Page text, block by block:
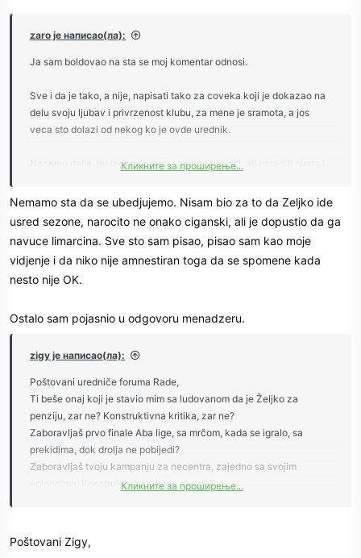
zaro је написао(ла):
Ja sam boldovao na sta se moj komentar odnosi.
Sve i da je tako, a nije, napisati tako za coveka koji je dokazao na
delu svoju ljubav i privrzenost klubu, za mene je sramota, a jos
veca sto dolazi od nekog ko je ovde urednik.
Necemo dalje, jer jedan drugog necemo ubediti, ali porediti njega i
dupe i oko.
Osvojiti bilo sta od trofeja poslednjih 12-13 godina u nekom
kolektivnom sporty SD Partizan je izuzetak koji potvrdjuje pravilo.
Кликните за проширење...
Nemamo sta da se ubedjujemo. Nisam bio za to da Zeljko ide
usred sezone, narocito ne onako ciganski, ali je dopustio da ga
navuce limarcina. Sve sto sam pisao, pisao sam kao moje
vidjenje i da niko nije amnestiran toga da se spomene kada
nesto nije OK.
Ostalo sam pojasnio u odgovoru menadzeru.
zigy је написао(ла):
Poštovani uredniče foruma Rade,
Ti beše onaj koji je stavio mim sa ludovanom da je Željko za
penziju, zar ne? Konstruktivna kritika, zar ne?
Zaboravljaš prvo finale Aba lige, sa mrčom, kada se igralo, sa
prekidima, dok drolja ne pobijedi?
Zaboravljaš tvoju kampanju za necentra, zajedno sa svojim
epigonima. Konstruktivna kritika, zar, ne?
si od njega naučiti da treba čitati knjige, jer pojma nemam šta ti
Кликните за проширење...
Poštovani Zigy,